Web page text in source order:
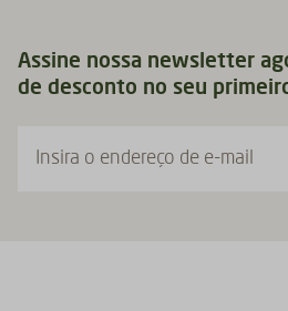
Assine nossa newsletter
de desconto no seu
Insira o endereço de e-mail